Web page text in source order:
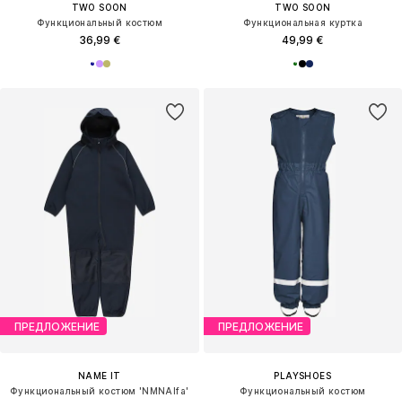
TWO SOON
Функциональный костюм
36,99 €
TWO SOON
Функциональная куртка
49,99 €
ПРЕДЛОЖЕНИЕ
NAME IT
Функциональный костюм 'NMNAlfa'
ПРЕДЛОЖЕНИЕ
PLAYSHOES
Функциональный костюм